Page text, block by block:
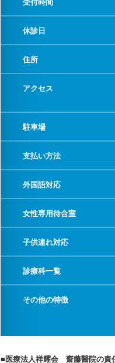
受付時間
休診日
住所
アクセス
駐車場
支払い方法
外国語対応
女性専用待合室
子供連れ対応
診療科一覧
その他の特徴
■医療法人祥耀会 齋藤醫院の責